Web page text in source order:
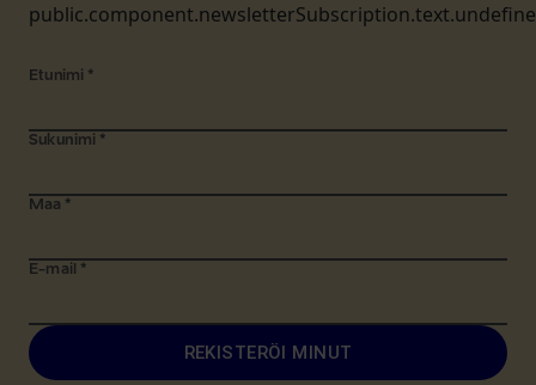
Etunimi *
Sukunimi *
Maa *
E-mail *
REKISTERÖI MINUT